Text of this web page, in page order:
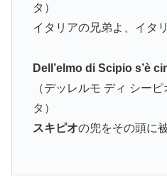
タ）
イタリアの兄弟よ、イタ
Dell’elmo di Scipio s’è
（デッレルモ ディ シー
タ）
スキピオの兜をその頭に